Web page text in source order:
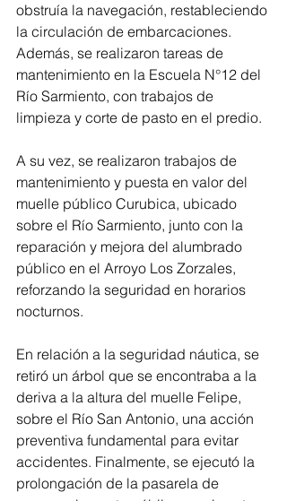
obstruía la navegación, restableciendo
la circulación de embarcaciones.
Además, se realizaron tareas de
mantenimiento en la Escuela N°12 del
Río Sarmiento, con trabajos de
limpieza y corte de pasto en el predio.
A su vez, se realizaron trabajos de
mantenimiento y puesta en valor del
muelle público Curubica, ubicado
sobre el Río Sarmiento, junto con la
reparación y mejora del alumbrado
público en el Arroyo Los Zorzales,
reforzando la seguridad en horarios
nocturnos.
En relación a la seguridad náutica, se
retiró un árbol que se encontraba a la
deriva a la altura del muelle Felipe,
sobre el Río San Antonio, una acción
preventiva fundamental para evitar
accidentes. Finalmente, se ejecutó la
prolongación de la pasarela de